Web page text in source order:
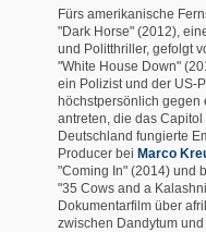
Fürs amerikanische
"Dark Horse" (2012),
und Politthriller, gefolgt
"White House Down"
ein Polizist und der US-
höchstpersönlich gegen
antreten, die das
Deutschland fungierte
Producer bei Marco
"Coming In" (2014) und
"35 Cows and a
Dokumentarfilm über
zwischen Dandytum und